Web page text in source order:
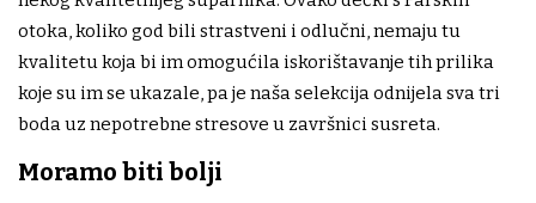
otoka, koliko god bili strastveni i odlučni, nemaju tu
kvalitetu koja bi im omogućila iskorištavanje tih prilika
koje su im se ukazale, pa je naša selekcija odnijela sva tri
boda uz nepotrebne stresove u završnici susreta.
Moramo biti bolji